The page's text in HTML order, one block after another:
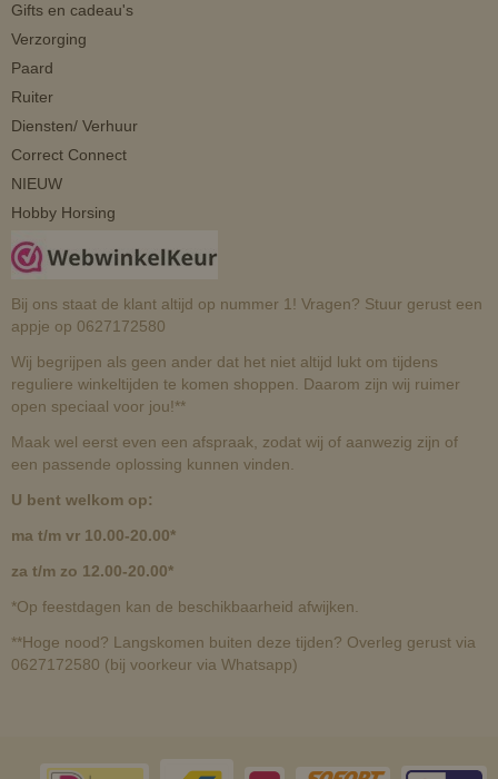
Gifts en cadeau's
Verzorging
Paard
Ruiter
Diensten/ Verhuur
Correct Connect
NIEUW
Hobby Horsing
Bij ons staat de klant altijd op nummer 1! Vragen? Stuur gerust een
appje op 0627172580
Wij begrijpen als geen ander dat het niet altijd lukt om tijdens
reguliere winkeltijden te komen shoppen. Daarom zijn wij ruimer
open speciaal voor jou!**
Maak wel eerst even een afspraak, zodat wij of aanwezig zijn of
een passende oplossing kunnen vinden.
U bent welkom op:
ma t/m vr 10.00-20.00*
za t/m zo 12.00-20.00*
*Op feestdagen kan de beschikbaarheid afwijken.
**Hoge nood? Langskomen buiten deze tijden? Overleg gerust via
0627172580 (bij voorkeur via Whatsapp)